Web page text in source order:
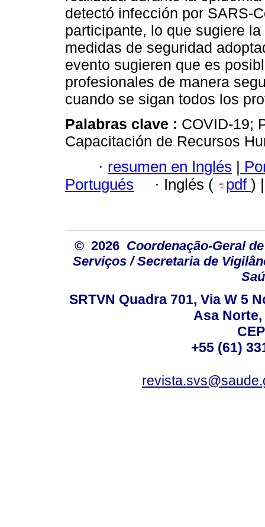
detectó infección por SARS-
participante, lo que sugiere
medidas de seguridad
evento sugieren que es
profesionales de manera
cuando se sigan todos los
Palabras clave : COVID-19;
Capacitación de Recursos
· resumen en Inglés |
Portugués
· Inglés ( pdf )
© 2026 Coordenação-Geral
Serviços / Secretaria de
SRTVN Quadra 701, Via W 5
Asa
+55 (61)